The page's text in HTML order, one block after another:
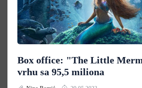
Box office: "The Little
vrhu sa 95,5 miliona